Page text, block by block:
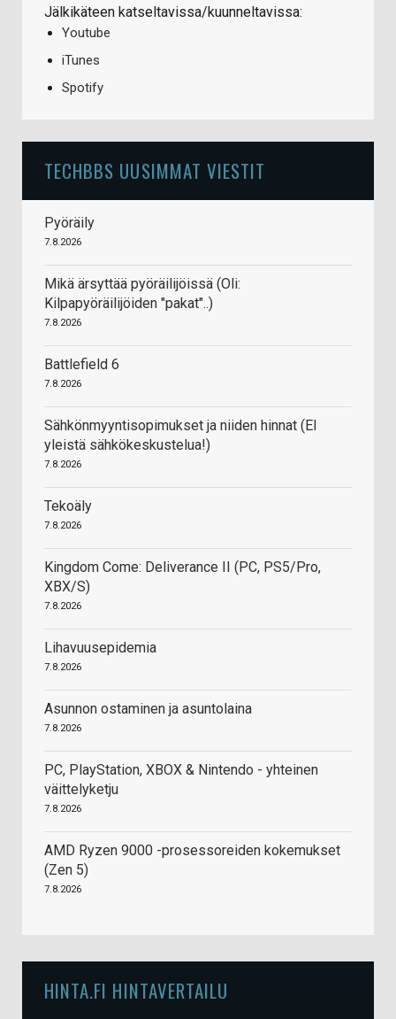
Jälkikäteen katseltavissa/kuunneltavissa:
Youtube
iTunes
Spotify
TECHBBS UUSIMMAT VIESTIT
Pyöräily
7.8.2026
Mikä ärsyttää pyöräilijöissä (Oli:
Kilpapyöräilijöiden "pakat"..)
7.8.2026
Battlefield 6
7.8.2026
Sähkönmyyntisopimukset ja niiden hinnat (EI
yleistä sähkökeskustelua!)
7.8.2026
Tekoäly
7.8.2026
Kingdom Come: Deliverance II (PC, PS5/Pro,
XBX/S)
7.8.2026
Lihavuusepidemia
7.8.2026
Asunnon ostaminen ja asuntolaina
7.8.2026
PC, PlayStation, XBOX & Nintendo - yhteinen
väittelyketju
7.8.2026
AMD Ryzen 9000 -prosessoreiden kokemukset
(Zen 5)
7.8.2026
HINTA.FI HINTAVERTAILU